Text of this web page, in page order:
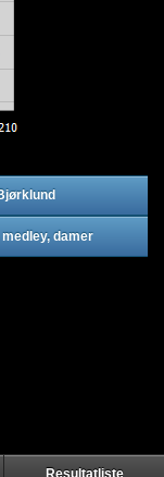
damer
Resultatliste